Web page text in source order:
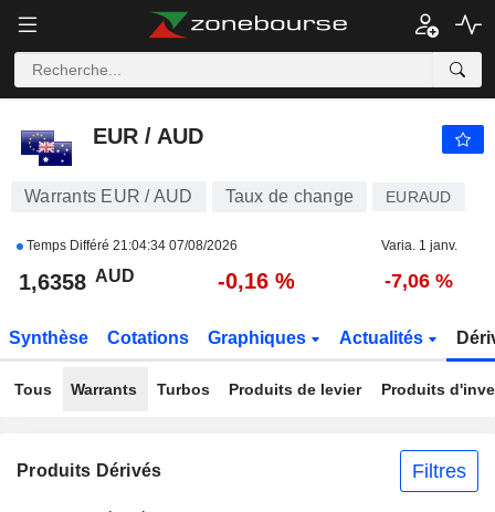
EUR / AUD
EUR / AUD
Warrants EUR / AUD Taux de change EURAUD
Temps Différé 21:04:34 07/08/2026 Varia. 1 janv.
1,6358 AUD -0,16 % -7,06 %
Synthèse Cotations Graphiques Actualités
Tous Warrants Turbos Produits de levier Produits
Produits Dérivés Filtres